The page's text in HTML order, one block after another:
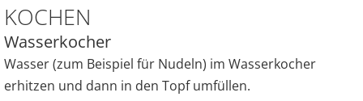
KOCHEN
Wasserkocher
Wasser (zum Beispiel für Nudeln) im Wasserkocher
erhitzen und dann in den Topf umfüllen.